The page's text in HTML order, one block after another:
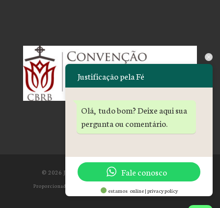
© 2026 Justificação pela Fé – All rights reserved
Proporcionado por
Justificação pela Fé
Olá, tudo bom? Deixe aqui sua
pergunta ou comentário.
Fale conosco
estamos online | privacy policy